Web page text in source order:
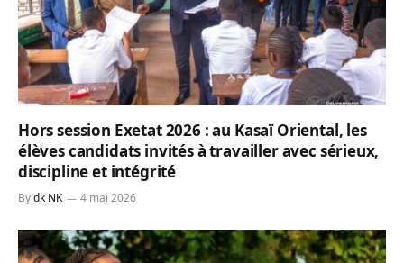
Hors session Exetat 2026 : au Kasaï Oriental, les
élèves candidats invités à travailler avec sérieux,
discipline et intégrité
Bydk NK 4 mai 2026